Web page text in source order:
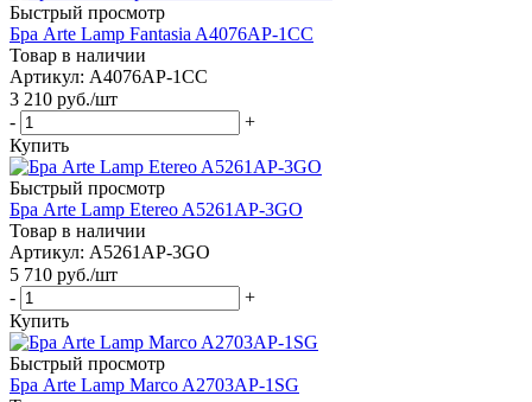
Быстрый просмотр
Бра Arte Lamp Fantasia A4076AP-1CC
Товар в наличии
Артикул: A4076AP-1CC
3 210 руб./шт
-
+
Купить
Быстрый просмотр
Бра Arte Lamp Etereo A5261AP-3GO
Товар в наличии
Артикул: A5261AP-3GO
5 710 руб./шт
-
+
Купить
Быстрый просмотр
Бра Arte Lamp Marco A2703AP-1SG